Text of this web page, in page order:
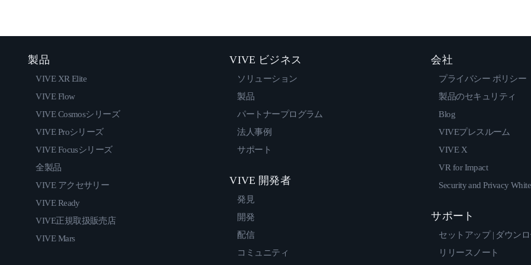
製品
VIVE XR Elite
VIVE Flow
VIVE Cosmosシリーズ
VIVE Proシリーズ
VIVE Focusシリーズ
全製品
VIVE アクセサリー
VIVE Ready
VIVE正規取扱販売店
VIVE Mars
VIVE ビジネス
ソリューション
製品
パートナープログラム
法人事例
サポート
VIVE 開発者
発見
開発
配信
コミュニティ
会社
プライバシー ポリシー
製品のセキュリティ
Blog
VIVEプレスルーム
VIVE X
VR for Impact
Security and Privacy
サポート
セットアップ | ダウン
リリースノート